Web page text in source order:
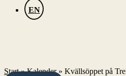
EN
Start»Kalender» Kvällsöppet på